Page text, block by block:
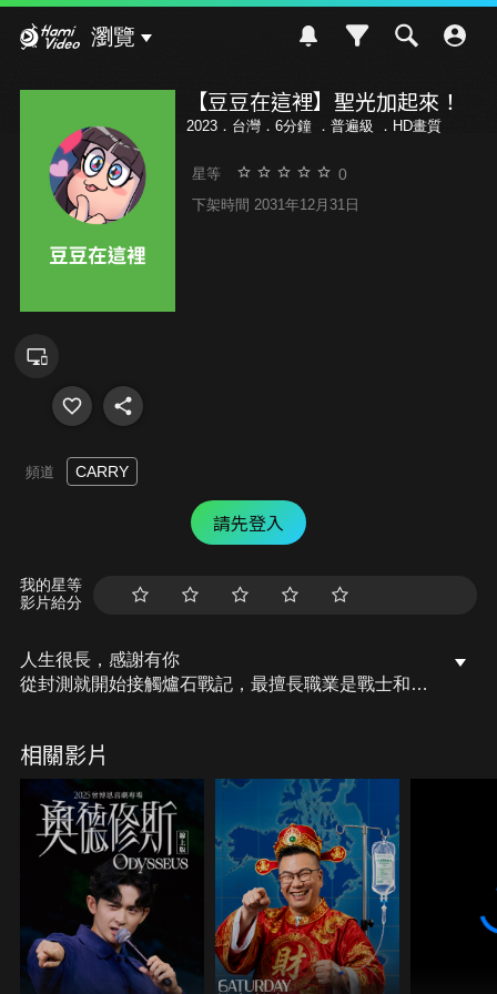
瀏覽
【豆豆在這裡】聖光加起來！
2023．台灣．6分鐘 ． 普遍級 ．HD畫質
星等 0
下架時間 2031年12月31日
頻道 CARRY
請先登入
我的星等
影片給分
人生很長，感謝有你
從封測就開始接觸爐石戰記，最擅長職業是戰士和牧
醒吧， 趁此良機，莫再猶豫，恭請蛇界至尊雙飛寶
典！ OSkomodo 還不一起加入蛇教跟著教主一起前
進!
相關影片